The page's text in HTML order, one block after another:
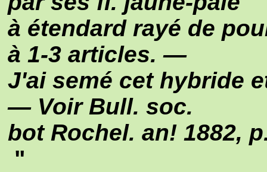
à étendard rayé de
à 1-3 articles. —
J'ai semé cet hybride
— Voir Bull. soc.
bot Rochel. an! 1882,
"